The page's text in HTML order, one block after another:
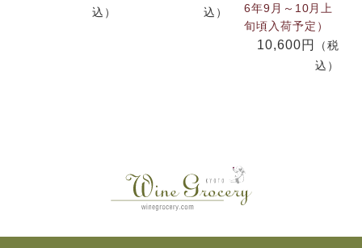
込）
込）
6年9月～10月上
旬頃入荷予定）
10,600円
（税
込）